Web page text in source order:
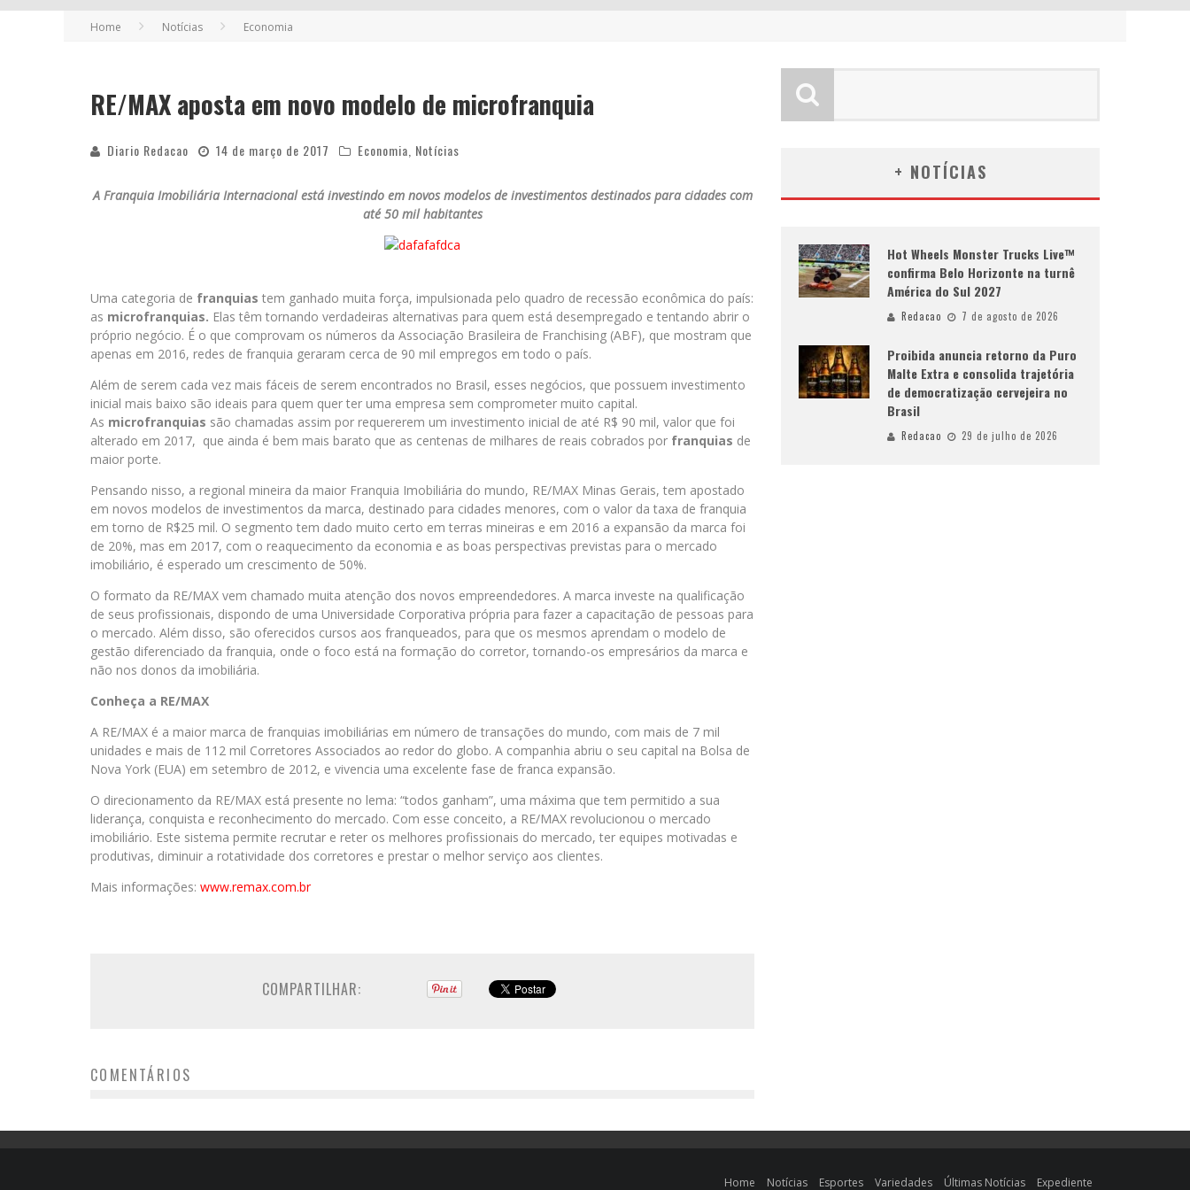
Home Notícias Economia
RE/MAX aposta em novo modelo de microfranquia
Diario Redacao 14 de março de 2017 Economia Notícias
A Franquia Imobiliária Internacional está investindo em novos modelos de investimentos destinados para cidades com
até 50 mil habitantes
Uma categoria de franquias tem ganhado muita força, impulsionada pelo quadro de recessão econômica do país:
as microfranquias. Elas têm tornando verdadeiras alternativas para quem está desempregado e tentando abrir o
próprio negócio. É o que comprovam os números da Associação Brasileira de Franchising (ABF), que mostram que
apenas em 2016, redes de franquia geraram cerca de 90 mil empregos em todo o país.
Além de serem cada vez mais fáceis de serem encontrados no Brasil, esses negócios, que possuem investimento
inicial mais baixo são ideais para quem quer ter uma empresa sem comprometer muito capital.
As microfranquias são chamadas assim por requererem um investimento inicial de até R$ 90 mil, valor que foi
alterado em 2017, que ainda é bem mais barato que as centenas de milhares de reais cobrados por franquias de
maior porte.
Pensando nisso, a regional mineira da maior Franquia Imobiliária do mundo, RE/MAX Minas Gerais, tem apostado
em novos modelos de investimentos da marca, destinado para cidades menores, com o valor da taxa de franquia
em torno de R$25 mil. O segmento tem dado muito certo em terras mineiras e em 2016 a expansão da marca foi
de 20%, mas em 2017, com o reaquecimento da economia e as boas perspectivas previstas para o mercado
imobiliário, é esperado um crescimento de 50%.
O formato da RE/MAX vem chamado muita atenção dos novos empreendedores. A marca investe na qualificação
de seus profissionais, dispondo de uma Universidade Corporativa própria para fazer a capacitação de pessoas para
o mercado. Além disso, são oferecidos cursos aos franqueados, para que os mesmos aprendam o modelo de
gestão diferenciado da franquia, onde o foco está na formação do corretor, tornando-os empresários da marca e
não nos donos da imobiliária.
Conheça a RE/MAX
A RE/MAX é a maior marca de franquias imobiliárias em número de transações do mundo, com mais de 7 mil
unidades e mais de 112 mil Corretores Associados ao redor do globo. A companhia abriu o seu capital na Bolsa de
Nova York (EUA) em setembro de 2012, e vivencia uma excelente fase de franca expansão.
O direcionamento da RE/MAX está presente no lema: “todos ganham”, uma máxima que tem permitido a sua
liderança, conquista e reconhecimento do mercado. Com esse conceito, a RE/MAX revolucionou o mercado
imobiliário. Este sistema permite recrutar e reter os melhores profissionais do mercado, ter equipes motivadas e
produtivas, diminuir a rotatividade dos corretores e prestar o melhor serviço aos clientes.
Mais informações: www.remax.com.br
COMPARTILHAR:
COMENTÁRIOS
+ NOTÍCIAS
Hot Wheels Monster Trucks Live™
confirma Belo Horizonte na turnê
América do Sul 2027
Redacao 7 de agosto de 2026
Proibida anuncia retorno da Puro
Malte Extra e consolida trajetória
de democratização cervejeira no
Brasil
Redacao 29 de julho de 2026
Home Notícias Esportes Variedades Últimas Notícias Expediente